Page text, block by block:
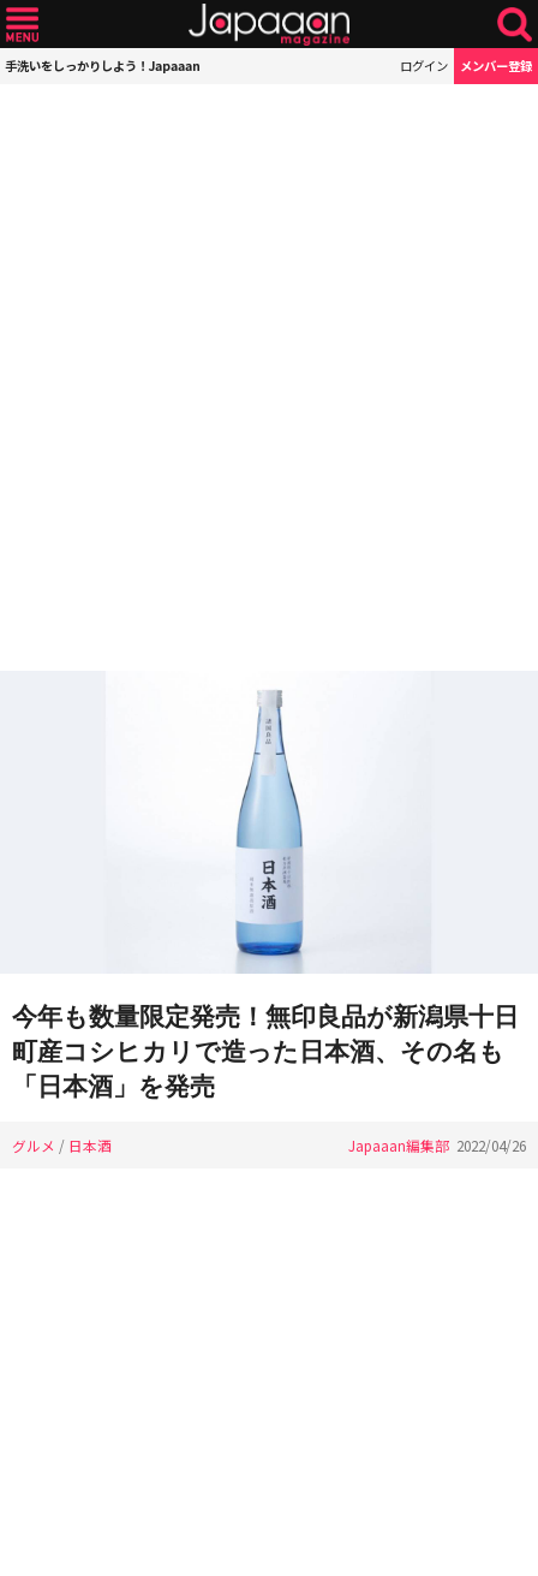
手洗いをしっかりしよう！Japaaan ログイン メンバー登録
今年も数量限定発売！無印良品が新潟県十日
町産コシヒカリで造った日本酒、その名も
「日本酒」を発売
グルメ / 日本酒 Japaaan編集部 2022/04/26